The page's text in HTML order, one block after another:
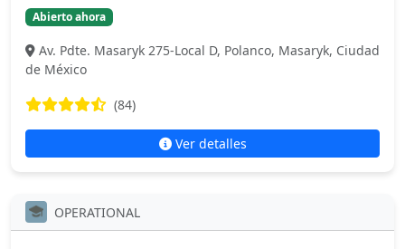
Abierto ahora
Av. Pdte. Masaryk 275-Local D, Polanco, Masaryk, Ciudad
de México
(84)
Ver detalles
OPERATIONAL